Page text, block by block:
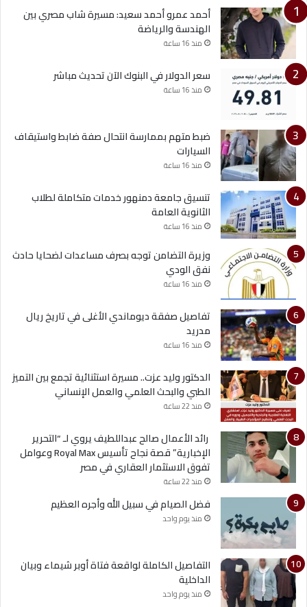
أحمد عمرو أحمد سعيد: مسيرة شاب مصري بين
الهندسة والرياضة
منذ 16 ساعة
سعر الدولار في البنوك الآن تحديث مباشر
منذ 16 ساعة
ضبط متهم بممارسة انتحال صفة ضابط واستيقاف
السيارات
منذ 16 ساعة
تنسيق جامعة دمنهور خدمات متكاملة لطلاب
الثانوية العامة
منذ 16 ساعة
وزيرة التضامن توجه بصرف مساعدات لضحايا حادث
نفق الودي
منذ 16 ساعة
تفاصيل صفقة ديوماندي الأغلى في تاريخ ريال
مدريد
منذ 16 ساعة
الدكتور وليد عزت.. مسيرة استثنائية تجمع بين التميز
الطبي والبحث العلمي والعمل الإنساني
منذ 22 ساعة
رائد الأعمال صالح عبداللطيف يروي لـ “التحرير
الإخبارية” قصة نجاح تأسيس Royal Max وعوامل
تفوق الاستثمار العقاري في مصر
منذ 22 ساعة
فضل الصيام في سبيل الله وأجره العظيم
منذ يوم واحد
التفاصيل الكاملة لواقعة فتاة أوبر شيماء وبيان
الداخلية
منذ يوم واحد